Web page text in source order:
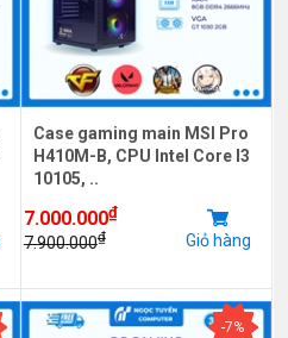
Case gaming main MSI Pro
H410M-B, CPU Intel Core I3
10105, ..
7.000.000₫
7.900.000₫ Giỏ hàng
-7%